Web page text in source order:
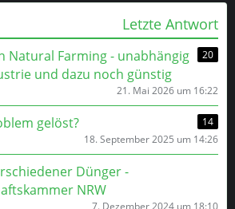
Letzte Antwort
Natural Farming - unabhängig
und dazu noch günstig
20
21. Mai 2026 um 16:22
gelöst?
14
18. September 2025 um 14:26
Dünger -
NRW
7. Dezember 2024 um 18:10